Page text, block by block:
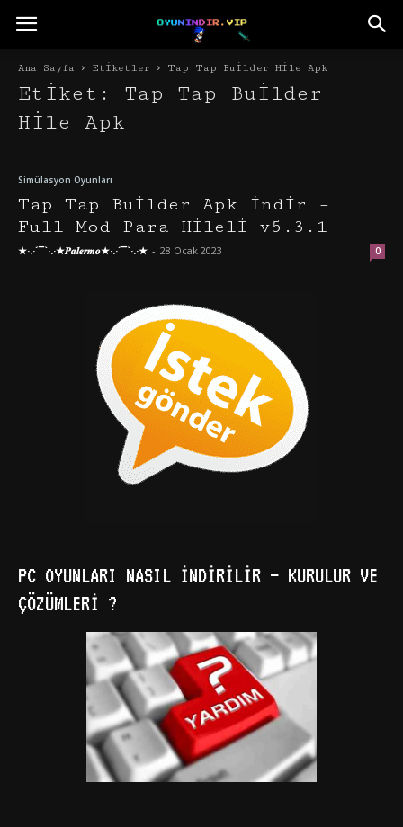
Ana Sayfa Etiketler Tap Tap Builder Hile Apk
Etiket: Tap Tap Builder
Hile Apk
Simülasyon Oyunları
Tap Tap Builder Apk İndir –
Full Mod Para Hileli v5.3.1
★·.·´¯`·.·★𝑷𝒂𝒍𝒆𝒓𝒎𝒐★·.·´¯`·.·★ - 28 Ocak 2023 0
PC OYUNLARI NASIL İNDIRILIR – KURULUR VE
ÇÖZÜMLERI ?